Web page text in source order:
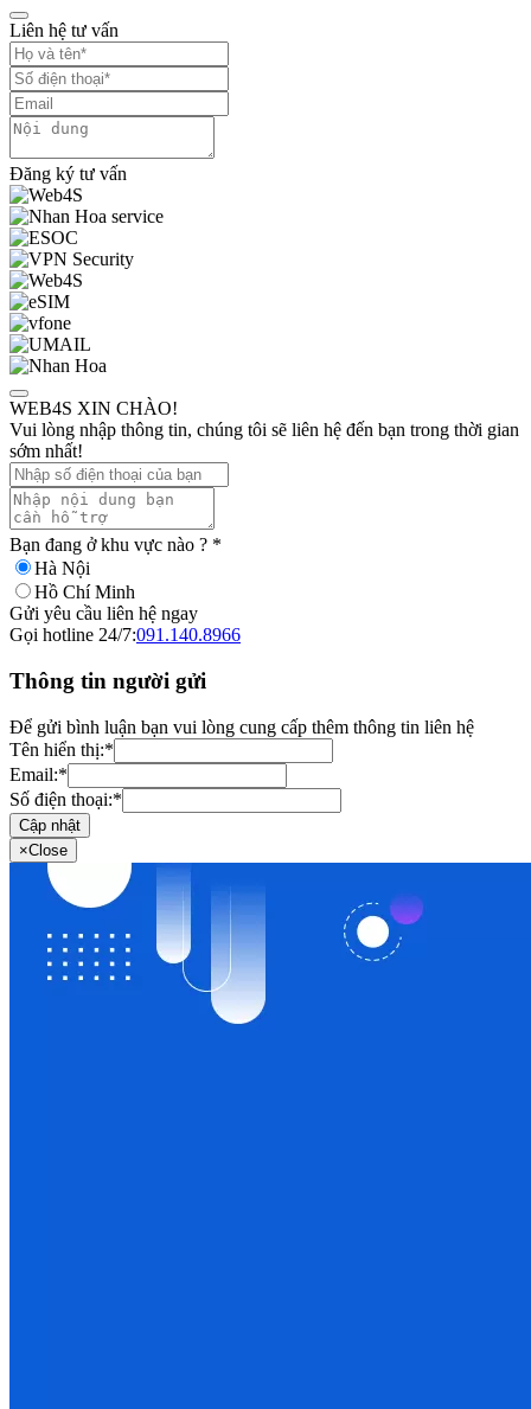
Liên hệ tư vấn
Đăng ký tư vấn
WEB4S XIN CHÀO!
Vui lòng nhập thông tin, chúng tôi sẽ liên hệ đến bạn trong thời gian
sớm nhất!
Bạn đang ở khu vực nào ? *
Hà Nội
Hồ Chí Minh
Gửi yêu cầu liên hệ ngay
Gọi hotline 24/7:091.140.8966
Thông tin người gửi
Để gửi bình luận bạn vui lòng cung cấp thêm thông tin liên hệ
Tên hiển thị:*
Email:*
Số điện thoại:*
Cập nhật
×Close